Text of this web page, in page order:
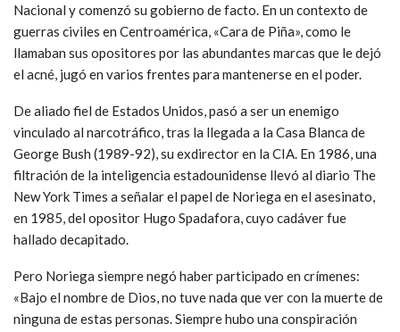
Nacional y comenzó su gobierno de facto. En un contexto de
guerras civiles en Centroamérica, «Cara de Piña», como le
llamaban sus opositores por las abundantes marcas que le dejó
el acné, jugó en varios frentes para mantenerse en el poder.
De aliado fiel de Estados Unidos, pasó a ser un enemigo
vinculado al narcotráfico, tras la llegada a la Casa Blanca de
George Bush (1989-92), su exdirector en la CIA. En 1986, una
filtración de la inteligencia estadounidense llevó al diario The
New York Times a señalar el papel de Noriega en el asesinato,
en 1985, del opositor Hugo Spadafora, cuyo cadáver fue
hallado decapitado.
Pero Noriega siempre negó haber participado en crímenes:
«Bajo el nombre de Dios, no tuve nada que ver con la muerte de
ninguna de estas personas. Siempre hubo una conspiración